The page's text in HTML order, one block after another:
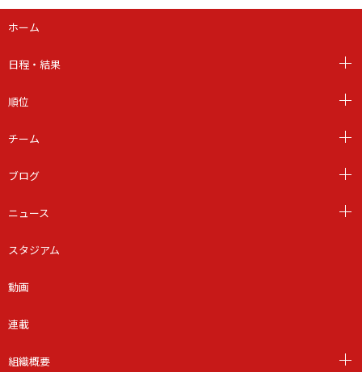
ホーム
日程・結果
順位
チーム
ブログ
ニュース
スタジアム
動画
連載
組織概要